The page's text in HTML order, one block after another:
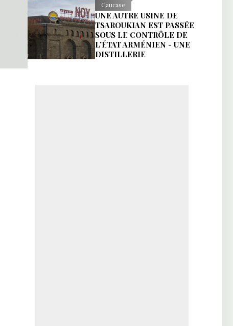
Caucase
UNE AUTRE USINE DE
TSAROUKIAN EST PASSÉE
SOUS LE CONTRÔLE DE
L’ÉTAT ARMÉNIEN - UNE
DISTILLERIE